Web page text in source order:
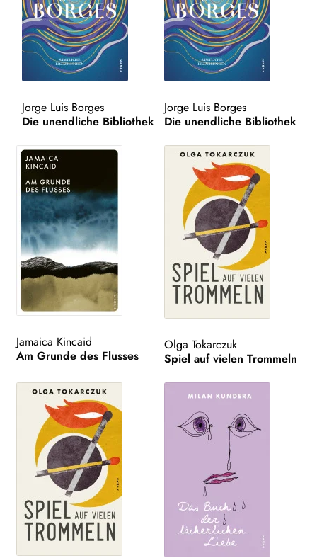
WEITERE VERLAGE
Search:
Jorge Luis Borges
Die unendliche Bibliothek
Jorge Luis Borges
Die unendliche Bibliothek
Jamaica Kincaid
Am Grunde des Flusses
Olga Tokarczuk
Spiel auf vielen Trommeln